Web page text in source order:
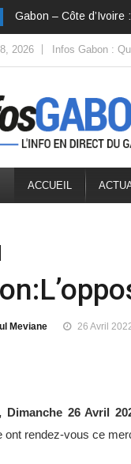
la diplomatie en
2026 Infos Gabon :
ACCUEIL
Meviane 26 Avril
Dimanche 26 Avril
ont rendez-vous ce